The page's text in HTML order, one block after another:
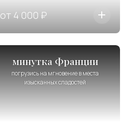
от 4 000 ₽
минутка Франции
погрузись на мгновение в места
изысканных сладостей